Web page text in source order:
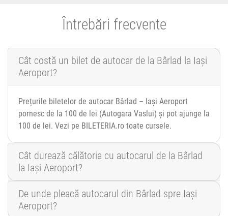
Întrebări frecvente
Cât costă un bilet de autocar de la Bârlad la Iași
Aeroport?
Prețurile biletelor de autocar Bârlad – Iași Aeroport
pornesc de la 100 de lei (Autogara Vaslui) și pot ajunge la
100 de lei. Vezi pe BILETERIA.ro toate cursele.
Cât durează călătoria cu autocarul de la Bârlad
la Iași Aeroport?
De unde pleacă autocarul din Bârlad spre Iași
Aeroport?